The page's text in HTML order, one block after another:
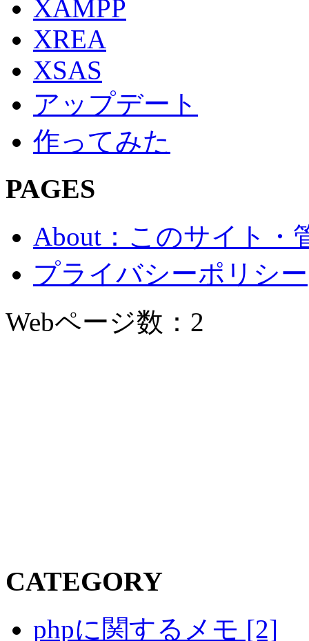
XAMPP
XREA
XSAS
アップデート
作ってみた
PAGES
About：このサイト・
プライバシーポリシー
Webページ数：2
CATEGORY
phpに関するメモ [2]